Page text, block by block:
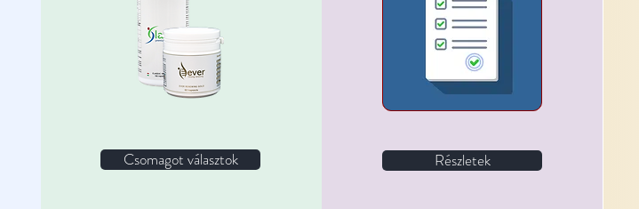
Csomagot választok
Előző rendelése
szállítását pár
kattintással
megismételheti.
Részletek